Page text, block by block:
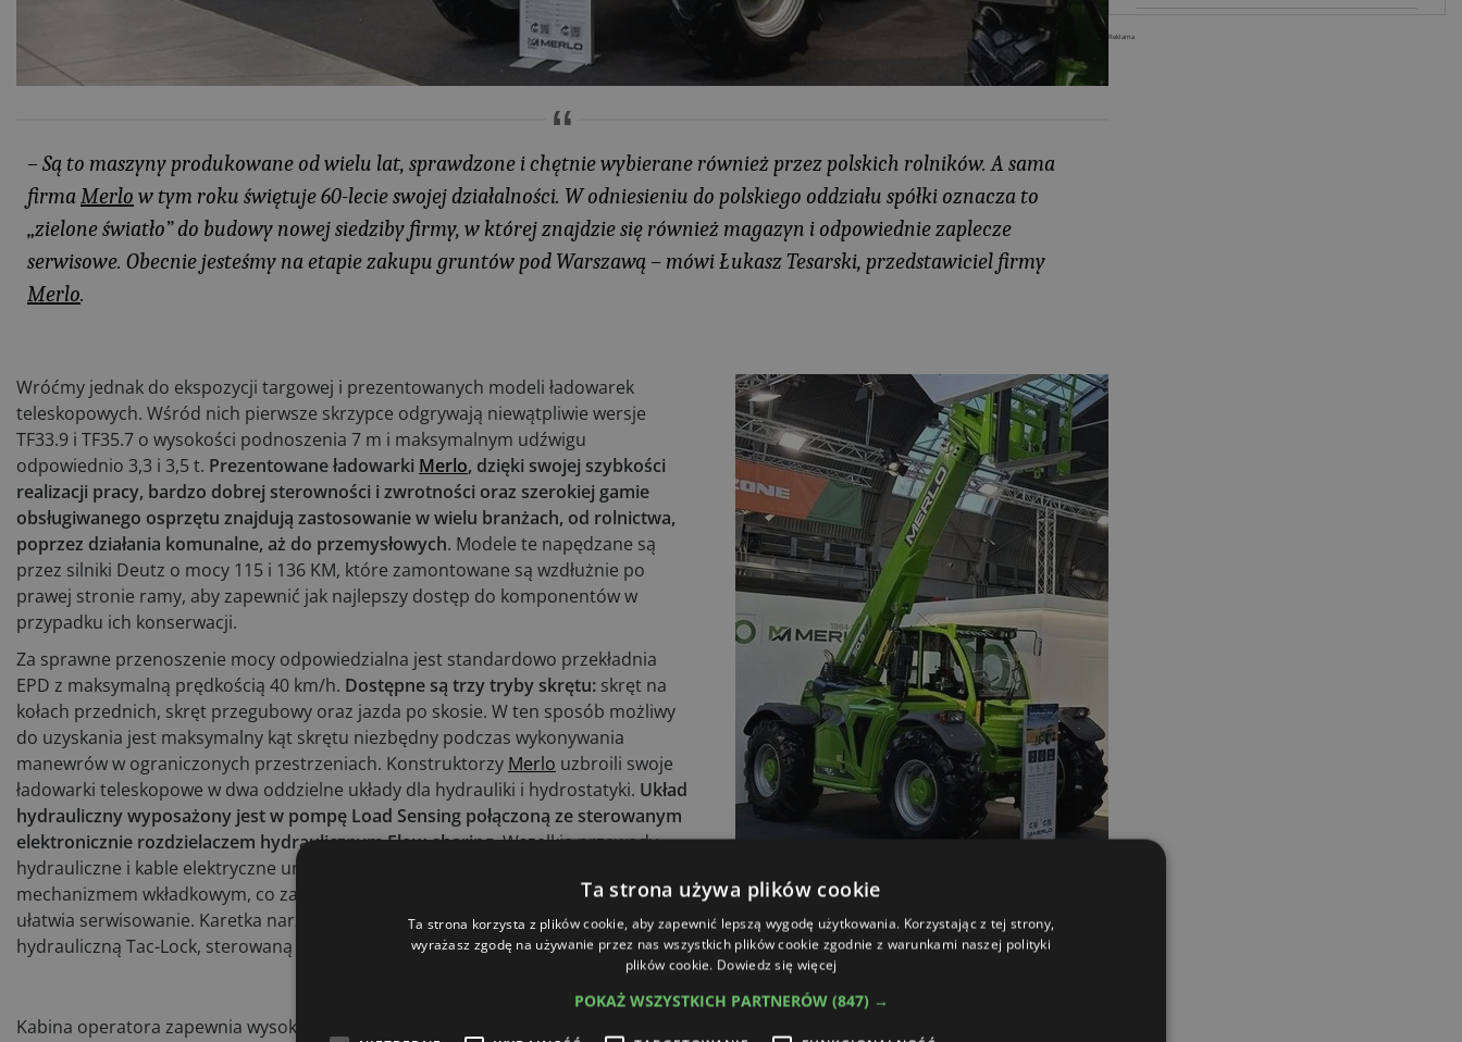
– Są to maszyny produkowane od wielu lat, sprawdzone i chętnie wybierane również przez polskich rolników. A sama
firmaMerlo w tym roku świętuje 60-lecie swojej działalności. W odniesieniu do polskiego oddziału spółki oznacza to
„zielone światło” do budowy nowej siedziby firmy, w której znajdzie się również magazyn i odpowiednie zaplecze
serwisowe. Obecnie jesteśmy na etapie zakupu gruntów pod Warszawą – mówi Łukasz Tesarski, przedstawiciel firmy
Merlo.
Wróćmy jednak do ekspozycji targowej i prezentowanych modeli ładowarek
teleskopowych. Wśród nich pierwsze skrzypce odgrywają niewątpliwie wersje
TF33.9 i TF35.7 o wysokości podnoszenia 7 m i maksymalnym udźwigu
odpowiednio 3,3 i 3,5 t. Prezentowane ładowarki Merlo, dzięki swojej szybkości
realizacji pracy, bardzo dobrej sterowności i zwrotności oraz szerokiej gamie
obsługiwanego osprzętu znajdują zastosowanie w wielu branżach, od rolnictwa,
poprzez działania komunalne, aż do przemysłowych. Modele te napędzane są
przez silniki Deutz o mocy 115 i 136 KM, które zamontowane są wzdłużnie po
prawej stronie ramy, aby zapewnić jak najlepszy dostęp do komponentów w
przypadku ich konserwacji.
Za sprawne przenoszenie mocy odpowiedzialna jest standardowo przekładnia
EPD z maksymalną prędkością 40 km/h. Dostępne są trzy tryby skrętu: skręt na
kołach przednich, skręt przegubowy oraz jazda po skosie. W ten sposób możliwy
do uzyskania jest maksymalny kąt skrętu niezbędny podczas wykonywania
manewrów w ograniczonych przestrzeniach. Konstruktorzy Merlo uzbroili swoje
ładowarki teleskopowe w dwa oddzielne układy dla hydrauliki i hydrostatyki. Układ
hydrauliczny wyposażony jest w pompę Load Sensing połączoną ze sterowanym
elektronicznie rozdzielaczem hydraulicznym Flow-sharing. Wszelkie przewody
hydrauliczne i kable elektryczne umieszczono wewnątrz wysięgnika z
mechanizmem wkładkowym, co zapewnia większą ochronę przed uszkodzeniem i
ułatwia serwisowanie. Karetka narzędziowa ZM2 wyposażona została w blokadę
hydrauliczną Tac-Lock, sterowaną z kabiny.
Kabina operatora zapewnia wysoki poziom komfortu, a poprzez duże, przeszklone powierzchnie doskonałą widoczność. Jest zgodna
Reklama
Ta strona używa plików cookie
Ta strona korzysta z plików cookie, aby zapewnić lepszą wygodę użytkowania. Korzystając z tej strony,
wyrażasz zgodę na używanie przez nas wszystkich plików cookie zgodnie z warunkami naszej polityki
plików cookie. Dowiedz się więcej
POKAŻ WSZYSTKICH PARTNERÓW (847) →